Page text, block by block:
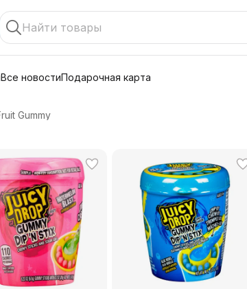
Все новостиПодарочная карта
Gummy